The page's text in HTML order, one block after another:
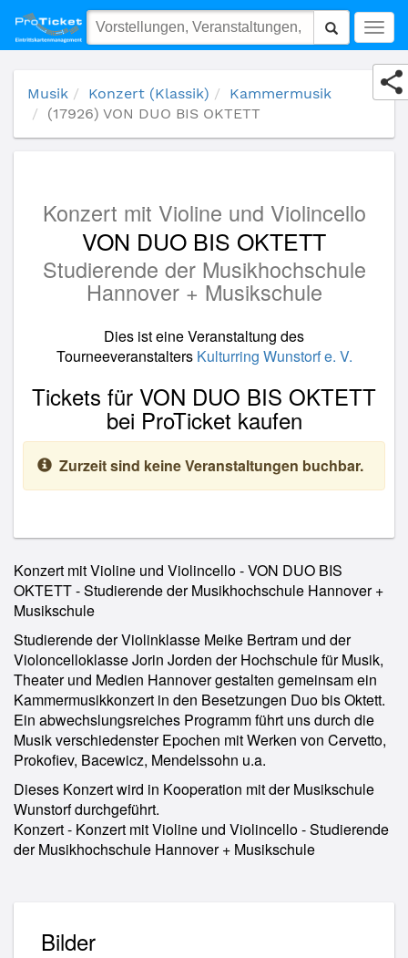
(17926) VON DUO BIS OKTETT
Musik Konzert (Klassik)
Kammermusik
(17926) VON DUO BIS OKTETT
Konzert mit Violine und Violincello
VON DUO BIS OKTETT
Studierende der Musikhochschule
Hannover + Musikschule
Dies ist eine Veranstaltung des
Tourneeveranstalters Kulturring Wunstorf e. V.
Tickets für VON DUO BIS OKTETT
bei ProTicket kaufen
Zurzeit sind keine Veranstaltungen buchbar.
Konzert mit Violine und Violincello - VON DUO BIS
OKTETT - Studierende der Musikhochschule Hannover +
Musikschule
Studierende der Violinklasse Meike Bertram und der
Violoncelloklasse Jorin Jorden der Hochschule für Musik,
Theater und Medien Hannover gestalten gemeinsam ein
Kammermusikkonzert in den Besetzungen Duo bis Oktett.
Ein abwechslungsreiches Programm führt uns durch die
Musik verschiedenster Epochen mit Werken von Cervetto,
Prokofiev, Bacewicz, Mendelssohn u.a.
Dieses Konzert wird in Kooperation mit der Musikschule
Wunstorf durchgeführt.
Konzert - Konzert mit Violine und Violincello - Studierende
der Musikhochschule Hannover + Musikschule
Bilder